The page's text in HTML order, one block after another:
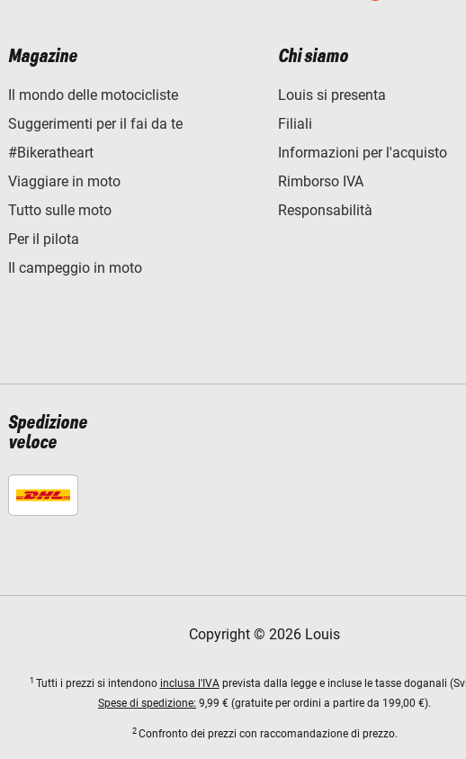
Magazine
Il mondo delle motocicliste
Suggerimenti per il fai da te
#Bikeratheart
Viaggiare in moto
Tutto sulle moto
Per il pilota
Il campeggio in moto
Chi siamo
Louis si presenta
Filiali
Informazioni per l'acquisto
Rimborso IVA
Responsabilità
Spedizione
veloce
Copyright © 2026 Louis
1 Tutti i prezzi si intendono inclusa l'IVAprevista dalla legge e incluse le tasse doganali
Spese di spedizione: 9,99 € (gratuite per ordini a partire da 199,00 €).
2 Confronto dei prezzi con raccomandazione di prezzo.